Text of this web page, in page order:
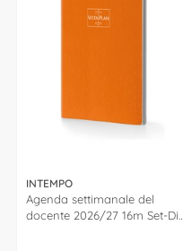
INTEMPO
Agenda settimanale del
docente 2026/27 16m Set-Dic